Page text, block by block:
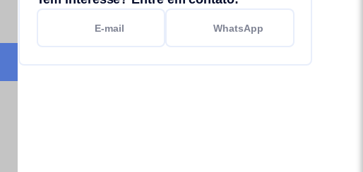
E-mail WhatsApp